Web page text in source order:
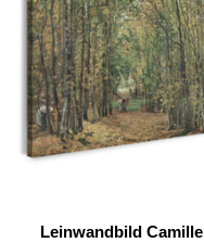
Leinwandbild Camille